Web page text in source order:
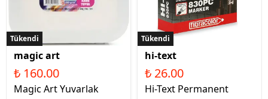
Tükendi
magic art
₺ 160.00
Magic Art Yuvarlak
Tükendi
hi-text
₺ 26.00
Hi-Text Permanent